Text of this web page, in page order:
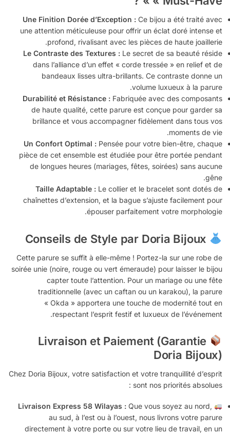
Une Finition Dorée d’Exception : Ce bijou a été traité avec
une attention méticuleuse pour offrir un éclat doré intense et
profond, rivalisant avec les pièces de haute joaillerie.
Le Contraste des Textures : Le secret de sa beauté réside
dans l’alliance d’un effet « corde tressée » en relief et de
bandeaux lisses ultra-brillants. Ce contraste donne un
volume luxueux à la parure.
Durabilité et Résistance : Fabriquée avec des composants
de haute qualité, cette parure est conçue pour garder sa
brillance et vous accompagner fidèlement dans tous vos
moments de vie.
Un Confort Optimal : Pensée pour votre bien-être, chaque
pièce de cet ensemble est étudiée pour être portée pendant
de longues heures (mariages, fêtes, soirées) sans aucune
gêne.
Taille Adaptable : Le collier et le bracelet sont dotés de
chaînettes d’extension, et la bague s’ajuste facilement pour
épouser parfaitement votre morphologie.
Cette parure se suffit à elle-même ! Portez-la sur une robe de
soirée unie (noire, rouge ou vert émeraude) pour laisser le bijou
capter toute l’attention. Pour un mariage ou une fête
traditionnelle (avec un caftan ou un karakou), la parure
« Okda » apportera une touche de modernité tout en
respectant l’esprit festif et luxueux de l’événement.
Livraison et Paiement (Garantie
Doria Bijoux)
Chez Doria Bijoux, votre satisfaction et votre tranquillité d’esprit
sont nos priorités absolues :
Livraison Express 58 Wilayas : Que vous soyez au nord,
au sud, à l’est ou à l’ouest, nous livrons votre parure
directement à votre porte ou sur votre lieu de travail, en un